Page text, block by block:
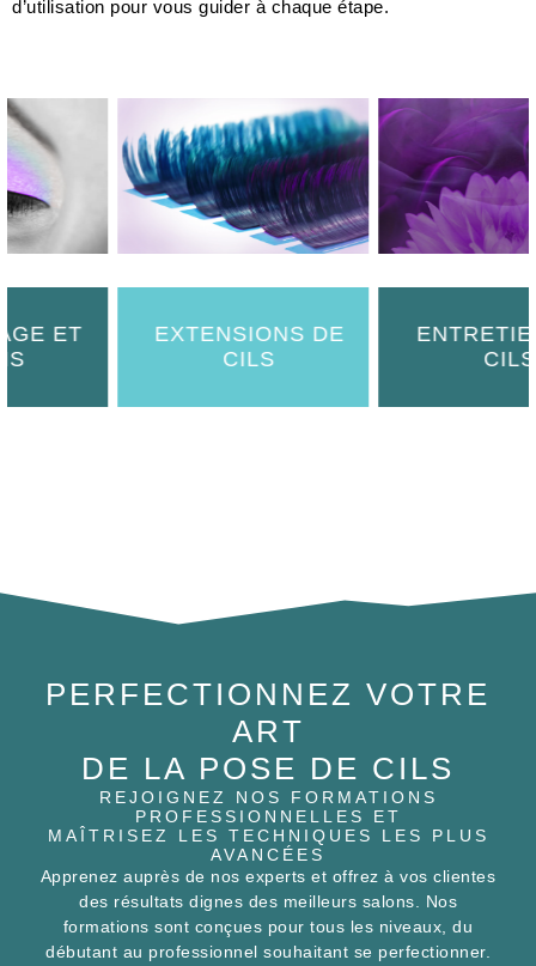
d’utilisation pour vous guider à chaque étape.
EXTENSIONS DE
ENTRETIEN DES
PERFECTIONNEZ VOTRE
ART
DE LA POSE DE CILS
REJOIGNEZ NOS FORMATIONS
PROFESSIONNELLES ET
MAÎTRISEZ LES TECHNIQUES LES PLUS
AVANCÉES
Apprenez auprès de nos experts et offrez à vos clientes
des résultats dignes des meilleurs salons. Nos
formations sont conçues pour tous les niveaux, du
débutant au professionnel souhaitant se perfectionner.